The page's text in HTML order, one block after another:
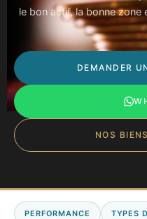
le bon actif, la bonne
DEMANDER
NOS
PERFORMANCE TYPES